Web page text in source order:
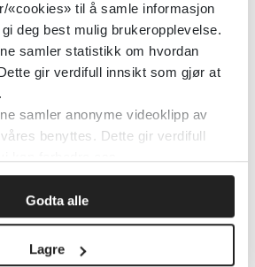
«cookies» til å samle informasjon
deg best mulig brukeropplevelse.
samler statistikk om hvordan
gir verdifull innsikt som gjør at
samler anonyme videoklipp av
benyttes. Dette gir verdifull
Godta alle
Lagre
Institutt for samfunnsforskning 2019
om aktivitetstilbud
Senter for omsorgsforskning 2019
øker risikoen for